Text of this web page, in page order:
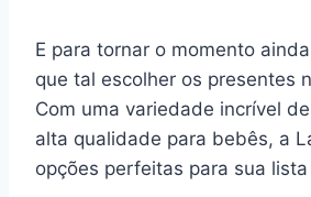
E para tornar o momento
que tal escolher os presentes
Com uma variedade incrível
alta qualidade para bebês, a
opções perfeitas para sua